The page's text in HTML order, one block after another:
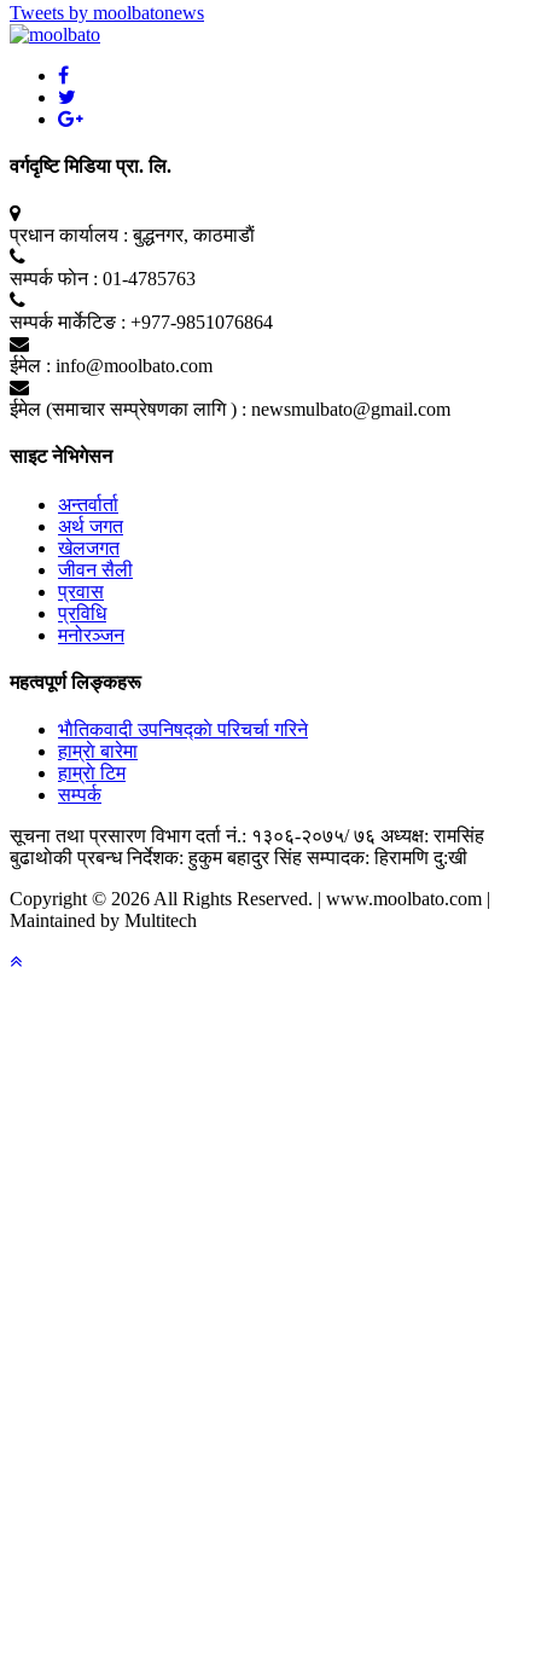
Tweets by moolbatonews
वर्गदृष्टि मिडिया प्रा. लि.
प्रधान कार्यालय : बुद्धनगर, काठमाडाैं
सम्पर्क फाेन : 01-4785763
सम्पर्क मार्केटिङ : +977-9851076864
ईमेल : info@moolbato.com
ईमेल (समाचार सम्प्रेषणका लागि ) : newsmulbato@gmail.com
साइट नेभिगेसन
अन्तर्वार्ता
अर्थ जगत
खेलजगत
जीवन सैली
प्रवास
प्रविधि
मनोरञ्जन
महत्वपूर्ण लिङ्कहरू
भाैतिकवादी उपनिषद्काे परिचर्चा गरिने
हाम्राे बारेमा
हाम्राे टिम
सम्पर्क
सूचना तथा प्रसारण विभाग दर्ता नं.: १३०६-२०७५/ ७६ अध्यक्ष: रामसिंह
बुढाथाेकी प्रबन्ध निर्देशक: हुकुम बहादुर सिंह सम्पादक: हिरामणि दु:खी
Copyright © 2026 All Rights Reserved. | www.moolbato.com |
Maintained by Multitech